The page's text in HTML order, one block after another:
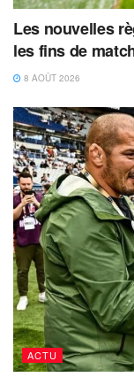
Les nouvelles
les fins de
8 AOÛT 2026
ACTU